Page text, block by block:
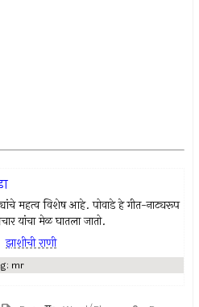
महत्व विशेष आहे. पोवाडे हे गीत-नाट्यरूप
यांचा मेळ घातला जातो.
झाशीची राणी
mr